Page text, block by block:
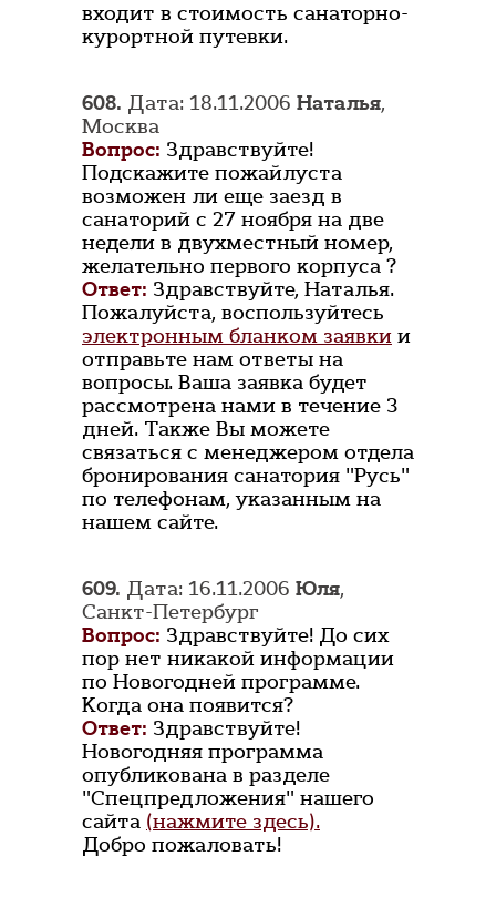
входит в стоимость санаторно-
курортной путевки.
608. Дата: 18.11.2006 Наталья,
Москва
Вопрос: Здравствуйте!
Подскажите пожайлуста
возможен ли еще заезд в
санаторий с 27 ноября на две
недели в двухместный номер,
желательно первого корпуса ?
Ответ: Здравствуйте, Наталья.
Пожалуйста, воспользуйтесь
электронным бланком заявки и
отправьте нам ответы на
вопросы. Ваша заявка будет
рассмотрена нами в течение 3
дней. Также Вы можете
связаться с менеджером отдела
бронирования санатория "Русь"
по телефонам, указанным на
нашем сайте.
609. Дата: 16.11.2006 Юля,
Санкт-Петербург
Вопрос: Здравствуйте! До сих
пор нет никакой информации
по Новогодней программе.
Когда она появится?
Ответ: Здравствуйте!
Новогодняя программа
опубликована в разделе
"Спецпредложения" нашего
сайта (нажмите здесь).
Добро пожаловать!